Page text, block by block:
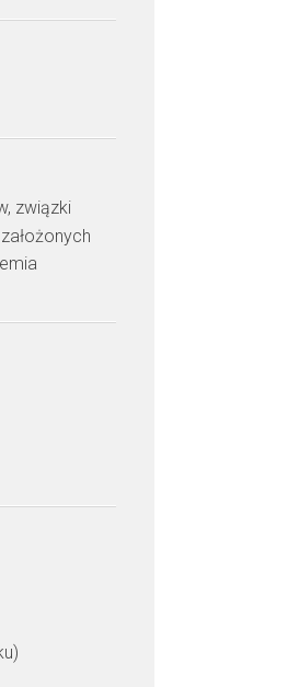
związki